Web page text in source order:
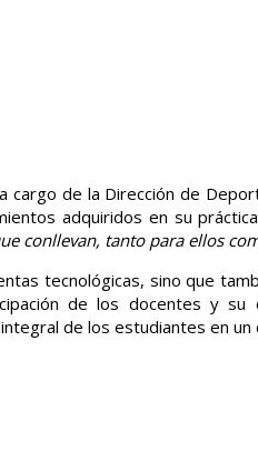
cargo de la Dirección de
adquiridos en su
conllevan, tanto para ellos
tecnológicas, sino que
de los docentes y su
de los estudiantes en